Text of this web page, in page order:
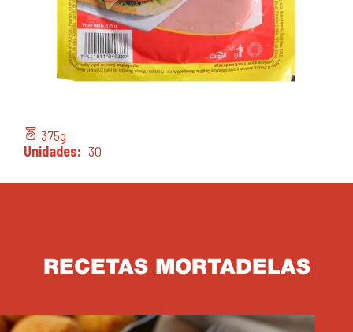
375g
Unidades
30
RECETAS MORTADELAS